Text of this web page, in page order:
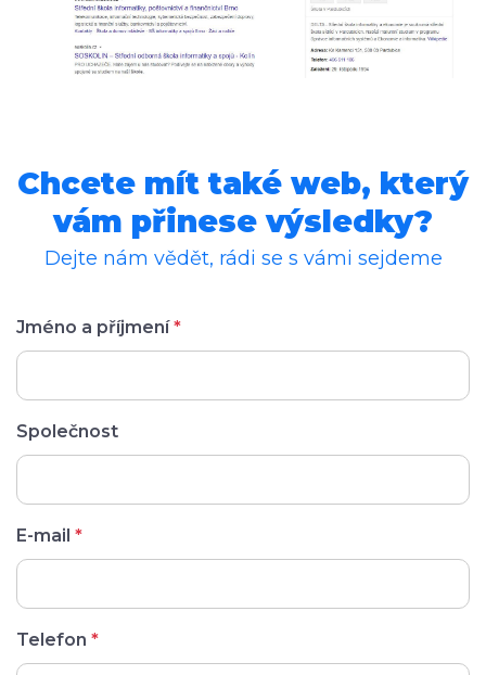
Chcete mít také web, který
vám přinese výsledky?
Dejte nám vědět, rádi se s vámi sejdeme
Jméno a příjmení*
Společnost
E-mail *
Telefon *